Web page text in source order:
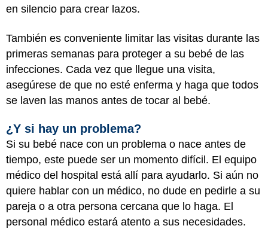
en silencio para crear lazos.
También es conveniente limitar las visitas durante las
primeras semanas para proteger a su bebé de las
infecciones. Cada vez que llegue una visita,
asegúrese de que no esté enferma y haga que todos
se laven las manos antes de tocar al bebé.
¿Y si hay un problema?
Si su bebé nace con un problema o nace antes de
tiempo, este puede ser un momento difícil. El equipo
médico del hospital está allí para ayudarlo. Si aún no
quiere hablar con un médico, no dude en pedirle a su
pareja o a otra persona cercana que lo haga. El
personal médico estará atento a sus necesidades.